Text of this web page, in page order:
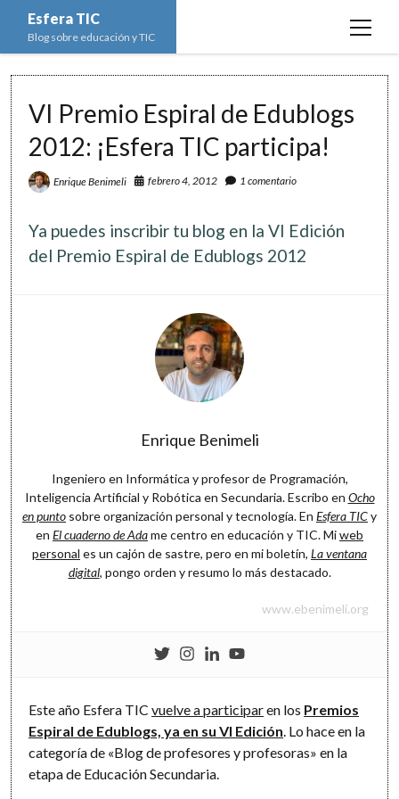
Esfera TIC
Blog sobre educación y TIC
open
Educación y TIC open
Actualidad
Escuela de padres
Formación
Asignaturas open
Ciencias Naturales
Geografía e Historia
Informática open
Ofimática
open
menu
Redes de ordenadores
Sistemas Operativos
menu
Estadística
twitterfacebookinstagram
youtube
VI Premio Espiral de Edublogs
2012: ¡Esfera TIC participa!
Enrique Benimeli febrero 4, 2012 1 comentario
Ya puedes inscribir tu blog en la VI Edición
del Premio Espiral de Edublogs 2012
Enrique Benimeli
Ingeniero en Informática y profesor de Programación,
Inteligencia Artificial y Robótica en Secundaria. Escribo en Ocho
en punto sobre organización personal y tecnología. En Esfera TICy
en El cuaderno de Adame centro en educación y TIC. Miweb
personal es un cajón de sastre, pero en mi boletín, La ventana
digital, pongo orden y resumo lo más destacado.
www.ebenimeli.org
Este año Esfera TICvuelve a participaren los Premios
Espiral de Edublogs, ya en su VI Edición . Lo hace en la
categoría de «Blog de profesores y profesoras» en la
etapa de Educación Secundaria.